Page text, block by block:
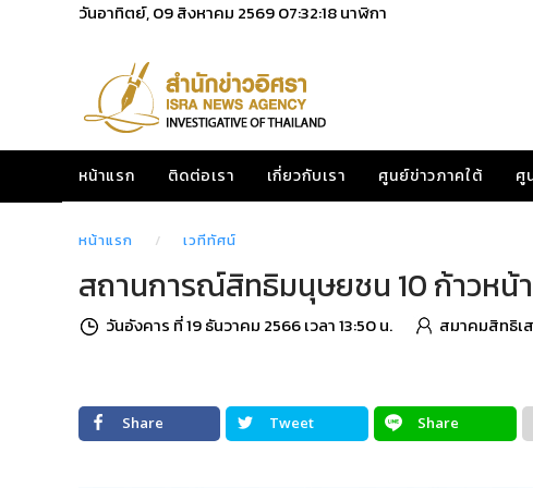
วันอาทิตย์, 09 สิงหาคม 256907:32:19นาฬิกา
หน้าแรก ติดต่อเรา เกี่ยวกับเรา ศูนย์ข่าวภาคใต้ ศู
หน้าแรก เวทีทัศน์
สถานการณ์สิทธิมนุษยชน 10 ก้าวหน้
วันอังคาร ที่ 19 ธันวาคม 2566 เวลา 13:50 น. สมาคมสิทธิเ
Share Tweet Share